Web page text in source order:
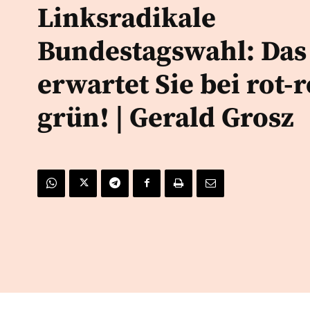
Linksradikale
Bundestagswahl: Das
erwartet Sie bei rot-
grün! | Gerald Grosz